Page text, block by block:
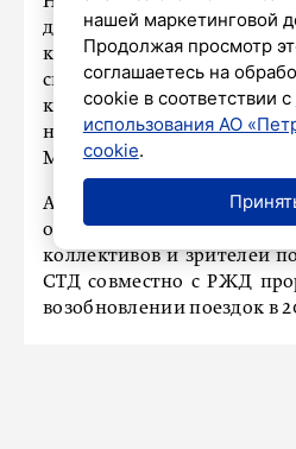
детей, а у нас есть
кукол с местами для
спектакль, и поезд
конечно, говорят:
на техническую остановку
Машков президенту.
Артист отметил, что
объединяющую роль
коллективов и зрителей
СТД совместно с РЖД
возобновлении поездок в
нашей маркетинговой
Продолжая просмотр
соглашаетесь на
cookie в соответствии с
использования АО
cookie.